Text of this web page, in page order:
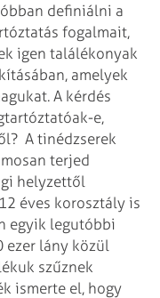
definiálni a
fogalmait,
igen találékonyak
amelyek
A kérdés
e,
A tinédzserek
terjed
helyzettől
éves korosztály is
egyik legutóbbi
ezer lány közül
szűznek
ismerte el, hogy